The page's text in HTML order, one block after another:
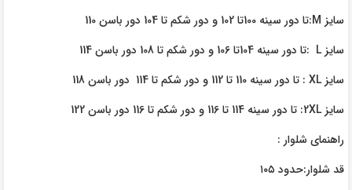
سایز M:تا دور سینه 100تا 102 و دور شکم تا 104 دور باسن 110
سایز L :تا دور سینه 104تا 106 و دور شکم تا 108 دور باسن 114
سایز XL : تا دور سینه 110 تا 112 و دور شکم تا 114 دور باسن 118
سایز 2XL: تا دور سینه 114 تا 116 و دور شکم تا 116 دور باسن 122
راهنمای شلوار :
قد شلوار:حدود ۱۰۵